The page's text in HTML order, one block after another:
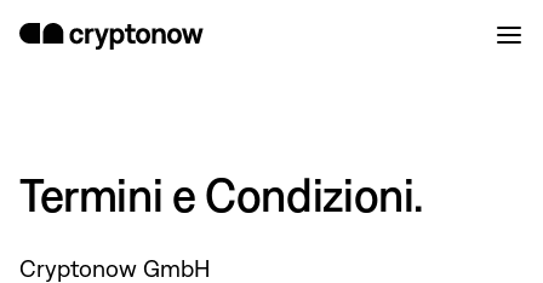
Termini e Condizioni.
Cryptonow GmbH